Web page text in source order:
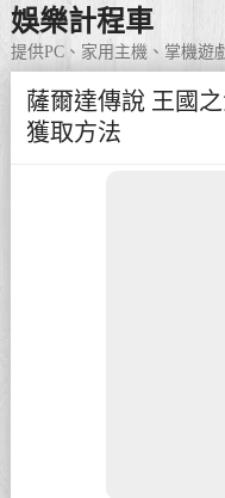
娛樂計程車
提供PC、家用主機、掌機遊
薩爾達傳說 王國
獲取方法